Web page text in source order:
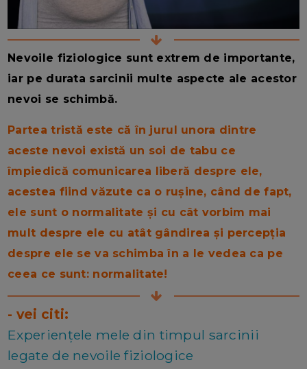
Nevoile fiziologice sunt extrem de importante,
iar pe durata sarcinii multe aspecte ale acestor
nevoi se schimbă.
Partea tristă este că în jurul unora dintre
aceste nevoi există un soi de tabu ce
împiedică comunicarea liberă despre ele,
acestea fiind văzute ca o rușine, când de fapt,
ele sunt o normalitate și cu cât vorbim mai
mult despre ele cu atât gândirea și percepția
despre ele se va schimba în a le vedea ca pe
ceea ce sunt: normalitate!
- vei citi:
Experiențele mele din timpul sarcinii
legate de nevoile fiziologice